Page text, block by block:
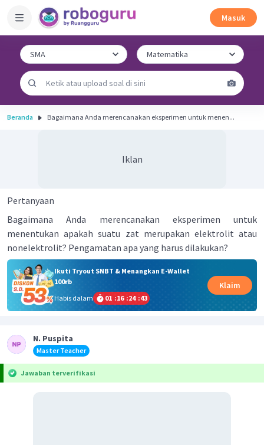
Masuk
Beranda Bagaimana Anda merencanakan eksperimen untuk menen...
Iklan
Pertanyaan
Bagaimana Anda merencanakan eksperimen untuk
menentukan apakah suatu zat merupakan elektrolit atau
nonelektrolit? Pengamatan apa yang harus dilakukan?
Ikuti Tryout SNBT & Menangkan E-Wallet
100rb
Habis dalam
01 :16 :24 :43
Klaim
N. Puspita
Master Teacher
Jawaban terverifikasi